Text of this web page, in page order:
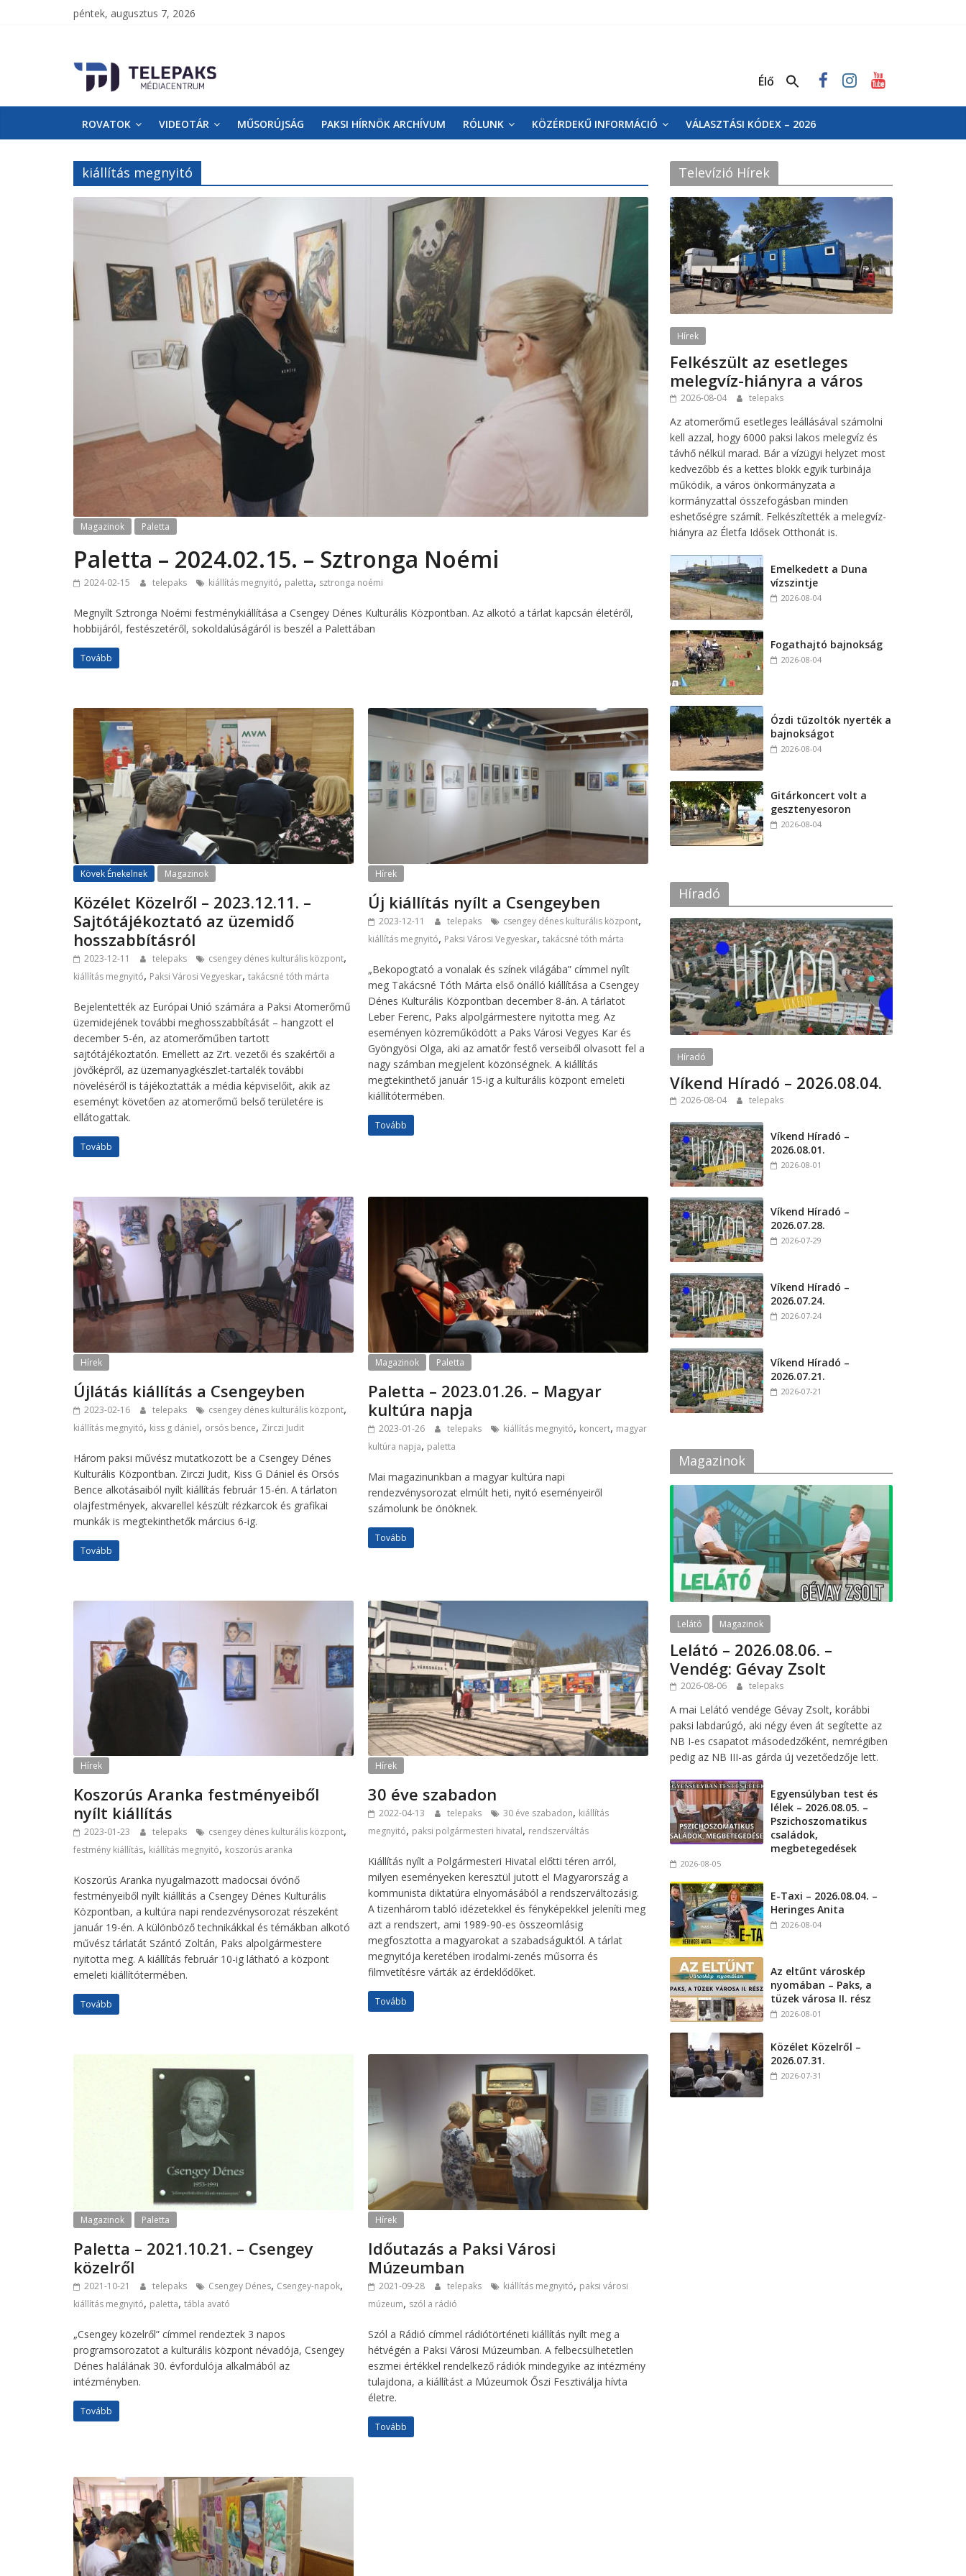
péntek, augusztus 7, 2026
TelePaks
Médiacentrum
TelePaks
Kistérségi
Televízió
honlapja
Élő
ROVATOK VIDEOTÁR MŰSORÚJSÁG PAKSI HÍRNÖK ARCHÍVUM RÓLUNK KÖZÉRDEKŰ INFORMÁCIÓ VÁLASZTÁSI KÓDEX – 2026
kiállítás megnyitó
Magazinok Paletta
Paletta – 2024.02.15. – Sztronga Noémi
2024-02-15 telepaks kiállítás megnyitó, paletta, sztronga noémi
Megnyílt Sztronga Noémi festménykiállítása a Csengey Dénes Kulturális Központban. Az alkotó a tárlat kapcsán életéről,
hobbijáról, festészetéről, sokoldalúságáról is beszél a Palettában
Tovább
Kövek Énekelnek Magazinok
Közélet Közelről – 2023.12.11. –
Sajtótájékoztató az üzemidő
hosszabbításról
2023-12-11 telepaks csengey dénes kulturális központ,
kiállítás megnyitó, Paksi Városi Vegyeskar, takácsné tóth márta
Bejelentették az Európai Unió számára a Paksi Atomerőmű
üzemidejének további meghosszabbítását – hangzott el
december 5-én, az atomerőműben tartott
sajtótájékoztatón. Emellett az Zrt. vezetői és szakértői a
jövőképről, az üzemanyagkészlet-tartalék további
növeléséről is tájékoztatták a média képviselőit, akik az
eseményt követően az atomerőmű belső területére is
ellátogattak.
Tovább
Hírek
Új kiállítás nyílt a Csengeyben
2023-12-11 telepaks csengey dénes kulturális központ,
kiállítás megnyitó, Paksi Városi Vegyeskar,takácsné tóth márta
„Bekopogtató a vonalak és színek világába” címmel nyílt
meg Takácsné Tóth Márta első önálló kiállítása a Csengey
Dénes Kulturális Központban december 8-án. A tárlatot
Leber Ferenc, Paks alpolgármestere nyitotta meg. Az
eseményen közreműködött a Paks Városi Vegyes Kar és
Gyöngyösi Olga, aki az amatőr festő verseiből olvasott fel a
nagy számban megjelent közönségnek. A kiállítás
megtekinthető január 15-ig a kulturális központ emeleti
kiállítótermében.
Tovább
Hírek
Újlátás kiállítás a Csengeyben
2023-02-16 telepaks csengey dénes kulturális központ,
kiállítás megnyitó, kiss g dániel, orsós bence, Zirczi Judit
Három paksi művész mutatkozott be a Csengey Dénes
Kulturális Központban. Zirczi Judit, Kiss G Dániel és Orsós
Bence alkotásaiból nyílt kiállítás február 15-én. A tárlaton
olajfestmények, akvarellel készült rézkarcok és grafikai
munkák is megtekinthetők március 6-ig.
Tovább
Magazinok Paletta
Paletta – 2023.01.26. – Magyar
kultúra napja
2023-01-26 telepaks kiállítás megnyitó, koncert, magyar
kultúra napja, paletta
Mai magazinunkban a magyar kultúra napi
rendezvénysorozat elmúlt heti, nyitó eseményeiről
számolunk be önöknek.
Tovább
Hírek
Koszorús Aranka festményeiből
nyílt kiállítás
2023-01-23 telepaks csengey dénes kulturális központ,
festmény kiállítás, kiállítás megnyitó, koszorús aranka
Koszorús Aranka nyugalmazott madocsai óvónő
festményeiből nyílt kiállítás a Csengey Dénes Kulturális
Központban, a kultúra napi rendezvénysorozat részeként
január 19-én. A különböző technikákkal és témákban alkotó
művész tárlatát Szántó Zoltán, Paks alpolgármestere
nyitotta meg. A kiállítás február 10-ig látható a központ
emeleti kiállítótermében.
Tovább
Hírek
30 éve szabadon
2022-04-13 telepaks 30 éve szabadon, kiállítás
megnyitó, paksi polgármesteri hivatal, rendszerváltás
Kiállítás nyílt a Polgármesteri Hivatal előtti téren arról,
milyen eseményeken keresztül jutott el Magyarország a
kommunista diktatúra elnyomásából a rendszerváltozásig.
A tizenhárom tabló idézetekkel és fényképekkel jeleníti meg
azt a rendszert, ami 1989-90-es összeomlásig
megfosztotta a magyarokat a szabadságuktól. A tárlat
megnyitója keretében irodalmi-zenés műsorra és
filmvetítésre várták az érdeklődőket.
Tovább
Magazinok Paletta
Paletta – 2021.10.21. – Csengey
közelről
2021-10-21 telepaks Csengey Dénes, Csengey-napok,
kiállítás megnyitó, paletta, tábla avató
„Csengey közelről” címmel rendeztek 3 napos
programsorozatot a kulturális központ névadója, Csengey
Dénes halálának 30. évfordulója alkalmából az
intézményben.
Tovább
Hírek
Időutazás a Paksi Városi
Múzeumban
2021-09-28 telepaks kiállítás megnyitó, paksi városi
múzeum, szól a rádió
Szól a Rádió címmel rádiótörténeti kiállítás nyílt meg a
hétvégén a Paksi Városi Múzeumban. A felbecsülhetetlen
eszmei értékkel rendelkező rádiók mindegyike az intézmény
tulajdona, a kiállítást a Múzeumok Őszi Fesztiválja hívta
életre.
Tovább
Televízió Hírek
Hírek
Felkészült az esetleges
melegvíz-hiányra a város
2026-08-04 telepaks
Az atomerőmű esetleges leállásával számolni
kell azzal, hogy 6000 paksi lakos melegvíz és
távhő nélkül marad. Bár a vízügyi helyzet most
kedvezőbb és a kettes blokk egyik turbinája
működik, a város önkormányzata a
kormányzattal összefogásban minden
eshetőségre számít. Felkészítették a melegvíz-
hiányra az Életfa Idősek Otthonát is.
Emelkedett a Duna
vízszintje
2026-08-04
Fogathajtó bajnokság
2026-08-04
Ózdi tűzoltók nyerték a
bajnokságot
2026-08-04
Gitárkoncert volt a
gesztenyesoron
2026-08-04
Híradó
Híradó
Víkend Híradó – 2026.08.04.
2026-08-04 telepaks
Víkend Híradó –
2026.08.01.
2026-08-01
Víkend Híradó –
2026.07.28.
2026-07-29
Víkend Híradó –
2026.07.24.
2026-07-24
Víkend Híradó –
2026.07.21.
2026-07-21
Magazinok
Lelátó Magazinok
Lelátó – 2026.08.06. –
Vendég: Gévay Zsolt
2026-08-06 telepaks
A mai Lelátó vendége Gévay Zsolt, korábbi
paksi labdarúgó, aki négy éven át segítette az
NB I-es csapatot másodedzőként, nemrégiben
pedig az NB III-as gárda új vezetőedzője lett.
Egyensúlyban test és
lélek – 2026.08.05. –
Pszichoszomatikus
családok,
megbetegedések
2026-08-05
E-Taxi – 2026.08.04. –
Heringes Anita
2026-08-04
Az eltűnt városkép
nyomában – Paks, a
tüzek városa II. rész
2026-08-01
Közélet Közelről –
2026.07.31.
2026-07-31